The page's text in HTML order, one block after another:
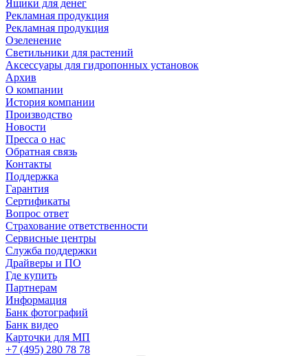
Ящики для денег
Рекламная продукция
Рекламная продукция
Озеленение
Светильники для растений
Аксессуары для гидропонных установок
Архив
О компании
История компании
Производство
Новости
Пресса о нас
Обратная связь
Контакты
Поддержка
Гарантия
Сертификаты
Вопрос ответ
Страхование ответственности
Сервисные центры
Служба поддержки
Драйверы и ПО
Где купить
Партнерам
Информация
Банк фотографий
Банк видео
Карточки для МП
+7 (495) 280 78 78